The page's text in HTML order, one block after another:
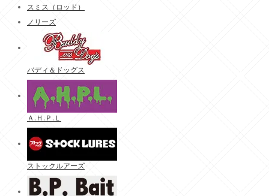
スミス（ロッド）
ノリーズ
バディ＆ドッグス
Ａ.Ｈ.Ｐ.Ｌ
ストックルアーズ